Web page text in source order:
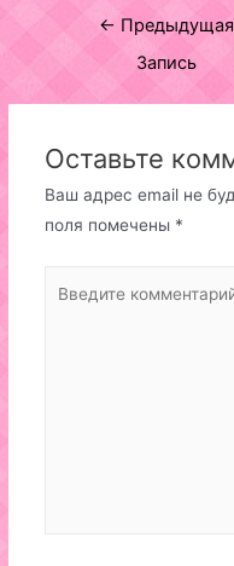
Навигация
← Предыдущая
Запись
Оставьте
Ваш адрес email не
поля помечены *
комментарий...